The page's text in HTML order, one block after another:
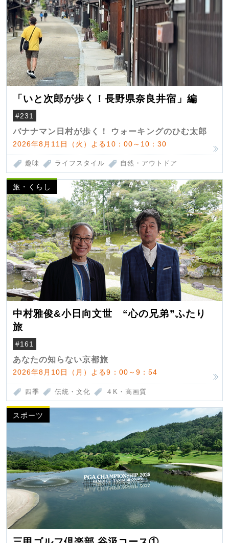
「いと次郎が歩く！長野県奈良井宿」編
#231
バナナマン日村が歩く！ ウォーキングのひむ太郎
2026年8月11日（火）よる10：00～10：30
趣味 ライフスタイル 自然・アウトドア
旅・くらし
中村雅俊&小日向文世 “心の兄弟”ふたり
旅
#161
あなたの知らない京都旅
2026年8月10日（月）よる9：00～9：54
四季 伝統・文化 ４K・高画質
スポーツ